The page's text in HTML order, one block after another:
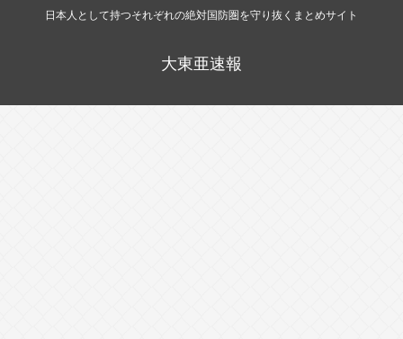
日本人として持つそれぞれの絶対国防圏を守り抜くまとめサイト
大東亜速報